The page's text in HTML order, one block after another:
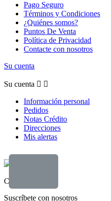
Pago Seguro
Términos y Condiciones
¿Quiénes somos?
Puntos De Venta
Política de Privacidad
Contacte con nosotros
Su cuenta
Su cuenta  
Información personal
Pedidos
Notas Crédito
Direcciones
Mis alertas
Contáctanos
Suscríbete con nosotros